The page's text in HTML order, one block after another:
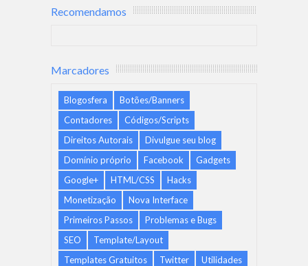
Recomendamos
Marcadores
Blogosfera
Botões/Banners
Contadores
Códigos/Scripts
Direitos Autorais
Divulgue seu blog
Domínio próprio
Facebook
Gadgets
Google+
HTML/CSS
Hacks
Monetização
Nova Interface
Primeiros Passos
Problemas e Bugs
SEO
Template/Layout
Templates Gratuitos
Twitter
Utilidades